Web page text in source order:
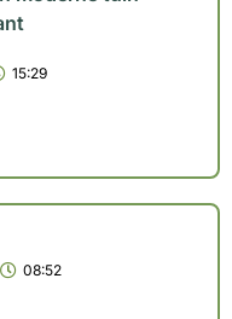
15:29
08:52